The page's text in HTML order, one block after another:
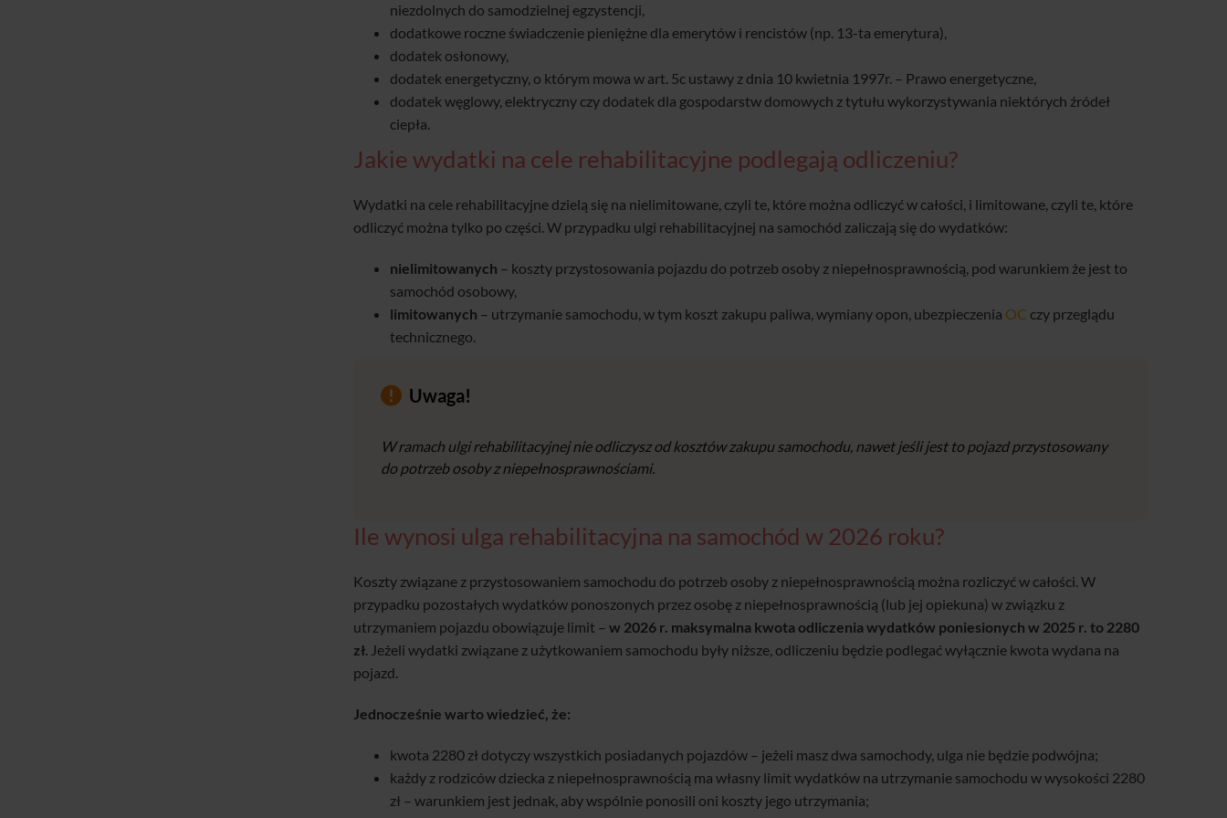
niezdolnych do samodzielnej egzystencji,
dodatkowe roczne świadczenie pieniężne dla emerytów i rencistów (np. 13-ta emerytura),
dodatek osłonowy,
dodatek energetyczny, o którym mowa w art. 5c ustawy z dnia 10 kwietnia 1997r. – Prawo energetyczne,
dodatek węglowy, elektryczny czy dodatek dla gospodarstw domowych z tytułu wykorzystywania niektórych źródeł
ciepła.
Jakie wydatki na cele rehabilitacyjne podlegają odliczeniu?
Wydatki na cele rehabilitacyjne dzielą się na nielimitowane, czyli te, które można odliczyć w całości, i limitowane, czyli te, które
odliczyć można tylko po części. W przypadku ulgi rehabilitacyjnej na samochód zaliczają się do wydatków:
nielimitowanych – koszty przystosowania pojazdu do potrzeb osoby z niepełnosprawnością, pod warunkiem że jest to
samochód osobowy,
limitowanych – utrzymanie samochodu, w tym koszt zakupu paliwa, wymiany opon, ubezpieczenia OC czy przeglądu
technicznego.
Uwaga!
W ramach ulgi rehabilitacyjnej nie odliczysz od kosztów zakupu samochodu, nawet jeśli jest to pojazd przystosowany
do potrzeb osoby z niepełnosprawnościami.
Ile wynosi ulga rehabilitacyjna na samochód w 2026 roku?
Koszty związane z przystosowaniem samochodu do potrzeb osoby z niepełnosprawnością można rozliczyć w całości. W
przypadku pozostałych wydatków ponoszonych przez osobę z niepełnosprawnością (lub jej opiekuna) w związku z
utrzymaniem pojazdu obowiązuje limit – w 2026 r. maksymalna kwota odliczenia wydatków poniesionych w 2025 r. to 2280
zł . Jeżeli wydatki związane z użytkowaniem samochodu były niższe, odliczeniu będzie podlegać wyłącznie kwota wydana na
pojazd.
Jednocześnie warto wiedzieć, że:
kwota 2280 zł dotyczy wszystkich posiadanych pojazdów – jeżeli masz dwa samochody, ulga nie będzie podwójna;
każdy z rodziców dziecka z niepełnosprawnością ma własny limit wydatków na utrzymanie samochodu w wysokości 2280
zł – warunkiem jest jednak, aby wspólnie ponosili oni koszty jego utrzymania;